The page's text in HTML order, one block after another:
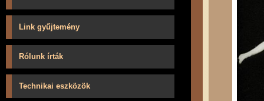
Link gyűjtemény
Rólunk írták
Technikai eszközök